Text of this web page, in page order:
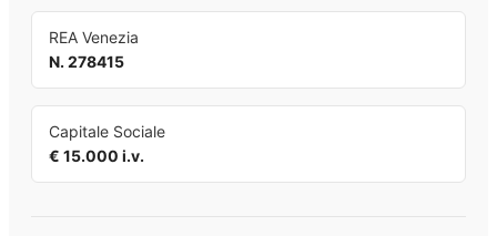
REA Venezia
N. 278415
Capitale Sociale
€ 15.000 i.v.